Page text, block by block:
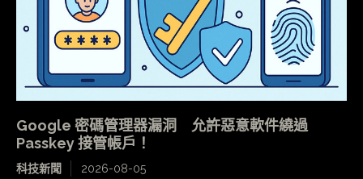
Google 密碼管理器漏洞 允許惡意軟件繞過
Passkey 接管帳戶！
科技新聞 2026-08-05